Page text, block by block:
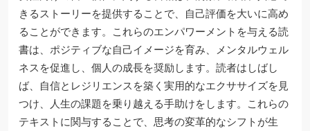
きるストーリーを提供することで、自己評価を大いに高め
ることができます。これらのエンパワーメントを与える読
書は、ポジティブな自己イメージを育み、メンタルウェル
ネスを促進し、個人の成長を奨励します。読者はしばし
ば、自信とレジリエンスを築く実用的なエクササイズを見
つけ、人生の課題を乗り越える手助けをします。これらの
テキストに関与することで、思考の変革的なシフトが生